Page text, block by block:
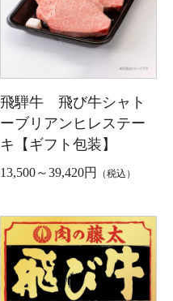
飛騨牛 飛び牛シャト
ーブリアンヒレステー
キ【ギフト包装】
13,500～39,420円 （税込）